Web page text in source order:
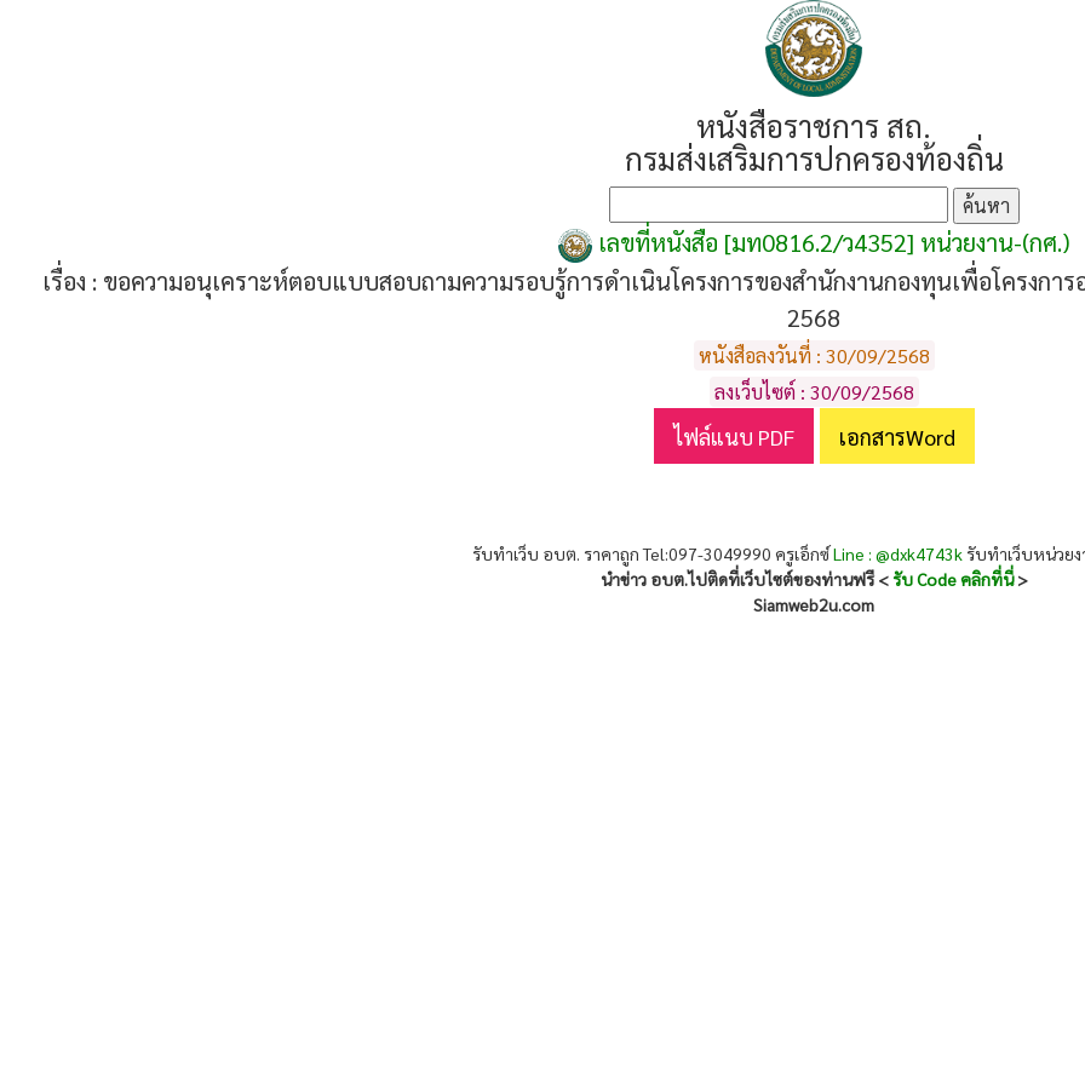
หนังสือราชการ สถ.
กรมส่งเสริมการปกครองท้องถิ่น
เลขที่หนังสือ [มท0816.2/ว4352] หน่วยงาน-(กศ.)
เรื่อง : ขอความอนุเคราะห์ตอบแบบสอบถามความรอบรู้การดำเนินโครงการของสำนักงานกองทุนเพื่อโครงกา
2568
หนังสือลงวันที่ : 30/09/2568
ลงเว็บไซต์ : 30/09/2568
ไฟล์แนบ PDF เอกสารWord
รับทำเว็บ อบต. ราคาถูก Tel:097-3049990 ครูเอ็กซ์Line : @dxk4743k รับทำเว็บหน่วย
นำข่าว อบต.ไปติดที่เว็บไซต์ของท่านฟรี <รับ Code คลิกที่นี่>
Siamweb2u.com